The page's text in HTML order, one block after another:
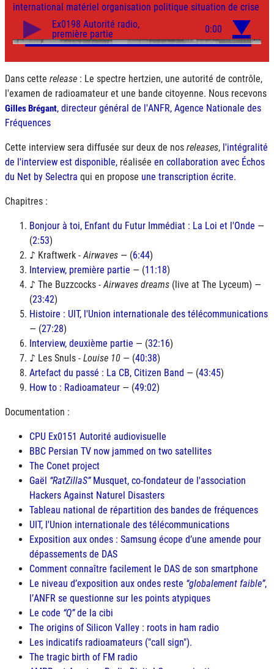
international matériel organisation politique situation de crise
Dans cette release : Le spectre hertzien, une autorité de contrôle,
l'examen de radioamateur et une bande citoyenne. Nous recevons
Gilles Brégant, directeur général de l'ANFR, Agence Nationale des
Fréquences
Cette interview sera diffusée sur deux de nos releases, l'intégralité
de l'interview est disponible, réalisée en collaboration avec Échos
du Net by Selectra qui en propose une transcription écrite.
Chapitres :
Bonjour à toi, Enfant du Futur Immédiat : La Loi et l'Onde —
(2:53)
♪ Kraftwerk - Airwaves — (6:44)
Interview, première partie — (11:18)
♪ The Buzzcocks - Airwaves dreams (live at The Lyceum) —
(23:42)
Histoire : UIT, l'Union internationale des télécommunications
— (27:28)
Interview, deuxième partie — (32:16)
♪ Les Snuls - Louise 10 — (40:38)
Artefact du passé : La CB, Citizen Band — (43:45)
How to : Radioamateur — (49:02)
Documentation :
CPU Ex0151 Autorité audiovisuelle
BBC Persian TV now jammed on two satellites
The Conet project
Gaël RatZillaS Musquet, co-fondateur de l'association
Hackers Against Naturel Disasters
Tableau national de répartition des bandes de fréquences
UIT, l'Union internationale des télécommunications
Exposition aux ondes : Samsung écope d’une amende pour
dépassements de DAS
Comment connaître facilement le DAS de son smartphone
Le niveau d’exposition aux ondes reste globalement faible ,
l’ANFR se questionne sur les points atypiques
Le code Q de la cibi
The origins of Silicon Valley : roots in ham radio
Les indicatifs radioamateurs ("call sign").
The tragic birth of FM radio